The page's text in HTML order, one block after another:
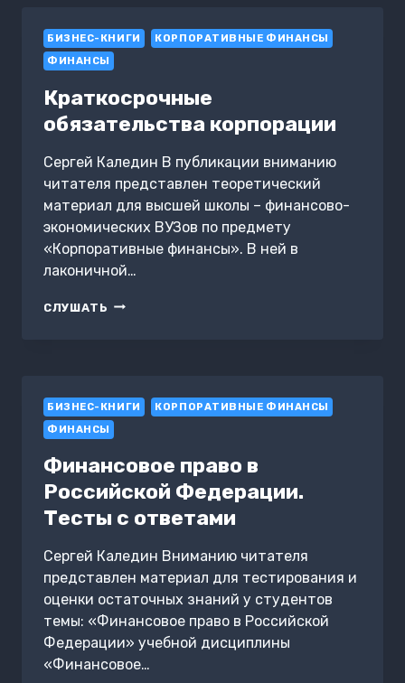
БИЗНЕС-КНИГИ
КОРПОРАТИВНЫЕ ФИНАНСЫ
ФИНАНСЫ
Краткосрочные
обязательства корпорации
Сергей Каледин В публикации вниманию
читателя представлен теоретический
материал для высшей школы – финансово-
экономических ВУЗов по предмету
«Корпоративные финансы». В ней в
лаконичной…
СЛУШАТЬ КРАТКОСРОЧНЫЕ
БИЗНЕС-КНИГИ
КОРПОРАТИВНЫЕ ФИНАНСЫ
ФИНАНСЫ
Финансовое право в
Российской Федерации.
Тесты с ответами
Сергей Каледин Вниманию читателя
представлен материал для тестирования и
оценки остаточных знаний у студентов
темы: «Финансовое право в Российской
Федерации» учебной дисциплины
«Финансовое…